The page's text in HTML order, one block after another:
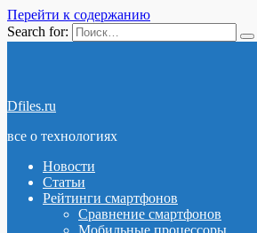
Перейти к содержанию
Search for:
Dfiles.ru
все о технологиях
Новости
Статьи
Рейтинги смартфонов
Сравнение смартфонов
Мобильные процессоры